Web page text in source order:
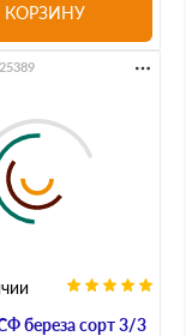
КОРЗИНУ
береза сорт 3/3